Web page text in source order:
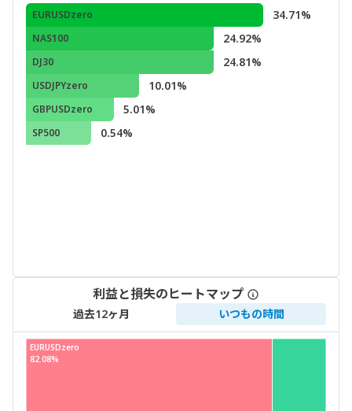
EURUSDzero 34.71%
NAS100 24.92%
DJ30 24.81%
USDJPYzero 10.01%
GBPUSDzero 5.01%
SP500 0.54%
利益と損失のヒートマップ
過去12ヶ月 いつもの時間
EURUSDzero
82.08%